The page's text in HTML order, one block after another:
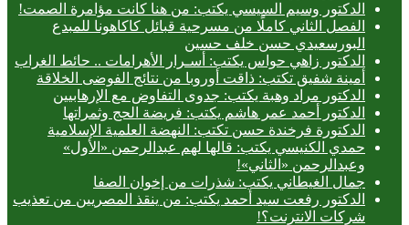
الدكتور وسيم السيسي يكتب: من هنا كانت مؤامرة الصمت!
الفصل الثاني كاملًا من مسرحية قبائل كاكاهونا للمبدع
البورسعيدي حسن خلف حسين
الدكتور زاهي حواس يكتب: أسـرار الأهرامات .. حائط الغراب
أمينة شفيق تكتب: ذاقت أوروبا من نتائج الفوضى الخلاقة
الدكتور مراد وهبة يكتب: جدوى التفاوض مع الإرهابيين
الدكتور أحمد عمر هاشم يكتب: فريضة الحج وثمراتها
الدكتورة فرخندة حسن تكتب: النهضة العلمية الإسلامية
حمدي الكنيسي يكتب: قالها لهم عبدالرحمن «الأول»
وعبدالرحمن «الثاني»!
جمال الغيطاني يكتب: شذرات من إخوان الصفا
الدكتور رفعت سيد أحمد يكتب: من ينقذ المصريين من تعذيب
شركات الانترنت؟!